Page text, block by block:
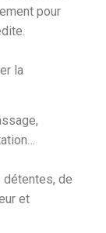
pour
la
de
et